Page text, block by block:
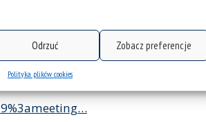
Odrzuć Zobacz preferencje
Polityka plików cookies
zainteresowanych
sięwe czwartek